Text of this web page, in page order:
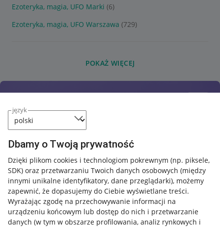
język
Dbamy o Twoją prywatność
Dzięki plikom cookies i technologiom pokrewnym (np. piksele,
SDK) oraz przetwarzaniu Twoich danych osobowych (między
innymi unikalne identyfikatory, dane przeglądarki), możemy
zapewnić, że dopasujemy do Ciebie wyświetlane treści.
Wyrażając zgodę na przechowywanie informacji na
urządzeniu końcowym lub dostęp do nich i przetwarzanie
danych (w tym w obszarze profilowania, analiz rynkowych i
Ezoteryka, magia, UFO Marki (6)
Ezoteryka, magia, UFO Warszawa (729)
POKAŻ WIĘCEJ